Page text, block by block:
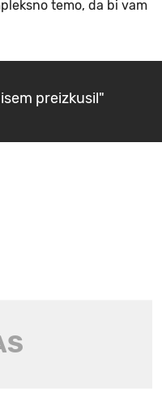
temo, da bi vam
preizkusil"